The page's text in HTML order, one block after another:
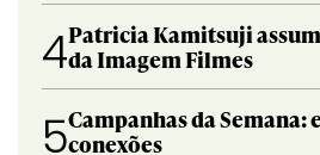
4Patricia Kamitsuji
da Imagem Filmes
5Campanhas da Semana:
conexões